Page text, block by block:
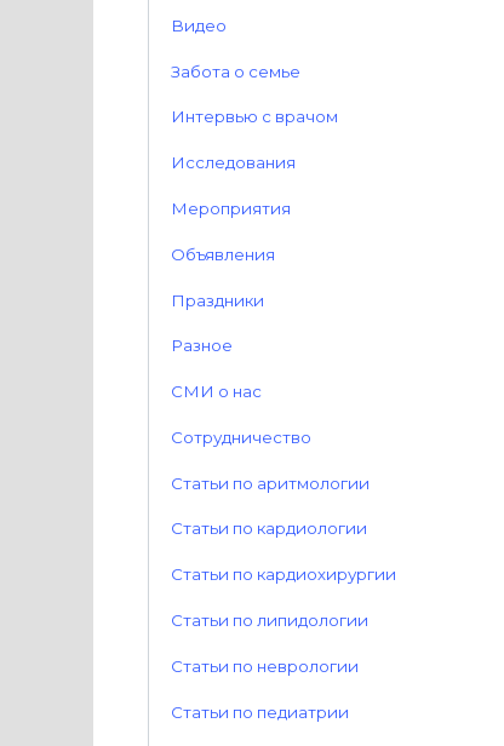
Видео
Забота о семье
Интервью с врачом
Исследования
Мероприятия
Объявления
Праздники
Разное
СМИ о нас
Сотрудничество
Статьи по аритмологии
Статьи по кардиологии
Статьи по кардиохирургии
Статьи по липидологии
Статьи по неврологии
Статьи по педиатрии